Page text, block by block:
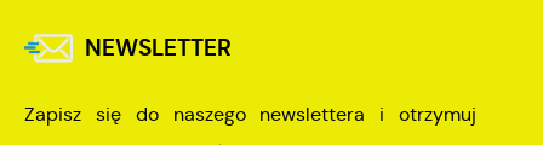
NEWSLETTER
Zapisz się do naszego newslettera i otrzymuj